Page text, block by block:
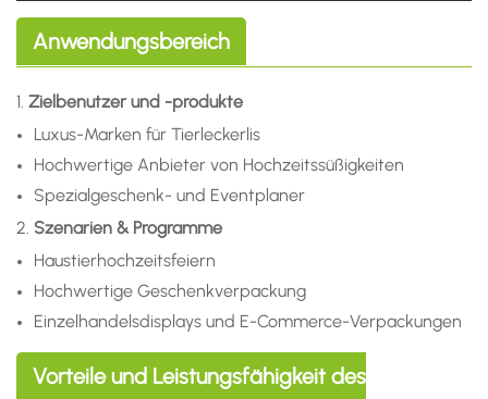
Anwendungsbereich
1. Zielbenutzer und -produkte
Luxus-Marken für Tierleckerlis
Hochwertige Anbieter von Hochzeitssüßigkeiten
Spezialgeschenk- und Eventplaner
2. Szenarien & Programme
Haustierhochzeitsfeiern
Hochwertige Geschenkverpackung
Einzelhandelsdisplays und E-Commerce-Verpackungen
Vorteile und Leistungsfähigkeit des